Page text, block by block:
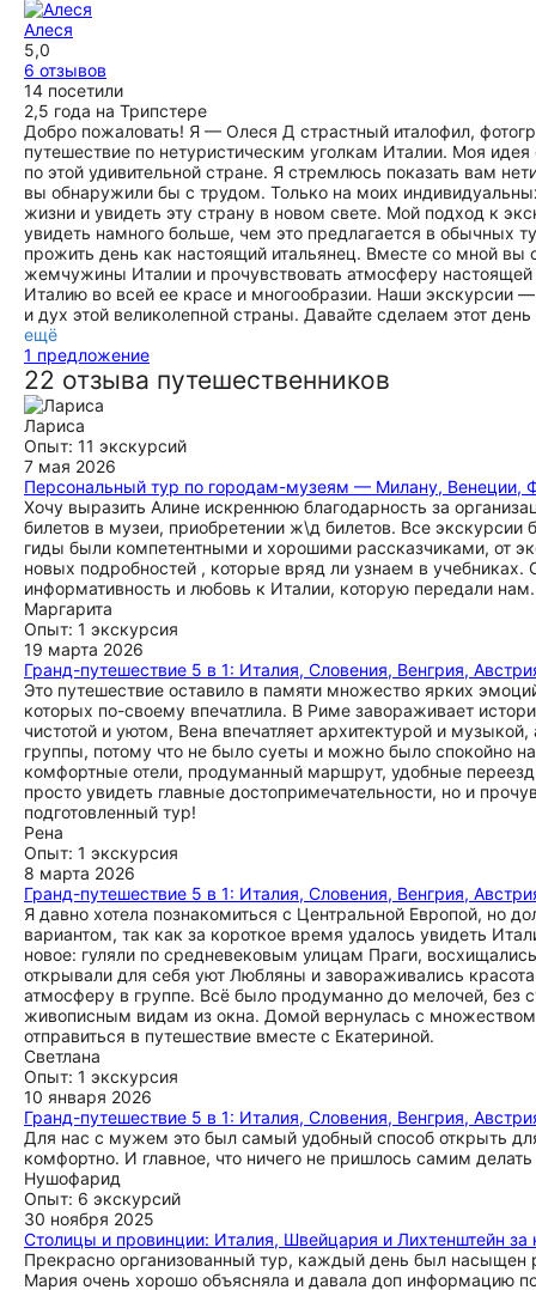
Алеся
5,0
6 отзывов
14 посетили
2,5 года на Трипстере
Добро пожаловать! Я — Олеся Д страстный италофил,
путешествие по нетуристическим уголкам Италии. Моя
по этой удивительной стране. Я стремлюсь показать вам
вы обнаружили бы с трудом. Только на моих
жизни и увидеть эту страну в новом свете. Мой подход к
увидеть намного больше, чем это предлагается в
прожить день как настоящий итальянец. Вместе со мной
жемчужины Италии и прочувствовать атмосферу
Италию во всей ее красе и многообразии. Наши экскурсии
и дух этой великолепной страны. Давайте сделаем этот
ещё
1 предложение
22 отзыва путешественников
Лариса
Опыт: 11 экскурсий
7 мая 2026
Персональный тур по городам-музеям — Милану, Венеции,
Хочу выразить Алине искреннюю благодарность за
билетов в музеи, приобретении ж\д билетов. Все
гиды были компетентными и хорошими рассказчиками, от
новых подробностей , которые вряд ли узнаем в
информативность и любовь к Италии, которую передали
Маргарита
Опыт: 1 экскурсия
19 марта 2026
Гранд-путешествие 5 в 1: Италия, Словения, Венгрия,
Это путешествие оставило в памяти множество ярких
которых по-своему впечатлила. В Риме завораживает
чистотой и уютом, Вена впечатляет архитектурой и
группы, потому что не было суеты и можно было спокойно
комфортные отели, продуманный маршрут, удобные
просто увидеть главные достопримечательности, но и
подготовленный тур!
Рена
Опыт: 1 экскурсия
8 марта 2026
Гранд-путешествие 5 в 1: Италия, Словения, Венгрия,
Я давно хотела познакомиться с Центральной Европой, но
вариантом, так как за короткое время удалось увидеть
новое: гуляли по средневековым улицам Праги,
открывали для себя уют Любляны и завораживались
атмосферу в группе. Всё было продуманно до мелочей,
живописным видам из окна. Домой вернулась с
отправиться в путешествие вместе с Екатериной.
Светлана
Опыт: 1 экскурсия
10 января 2026
Гранд-путешествие 5 в 1: Италия, Словения, Венгрия,
Для нас с мужем это был самый удобный способ открыть
комфортно. И главное, что ничего не пришлось самим
Нушофарид
Опыт: 6 экскурсий
30 ноября 2025
Столицы и провинции: Италия, Швейцария и Лихтенштейн за
Прекрасно организованный тур, каждый день был насыщен
Мария очень хорошо объясняла и давала доп информацию